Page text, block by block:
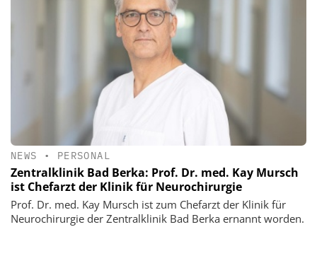
NEWS • PERSONAL
Zentralklinik Bad Berka: Prof. Dr. med. Kay Mursch
ist Chefarzt der Klinik für Neurochirurgie
Prof. Dr. med. Kay Mursch ist zum Chefarzt der Klinik für
Neurochirurgie der Zentralklinik Bad Berka ernannt worden.